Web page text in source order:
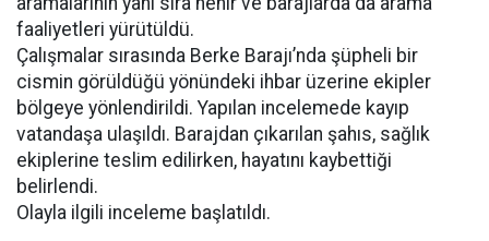
faaliyetleri yürütüldü.
Çalışmalar sırasında Berke Barajı’nda şüpheli bir
cismin görüldüğü yönündeki ihbar üzerine ekipler
bölgeye yönlendirildi. Yapılan incelemede kayıp
vatandaşa ulaşıldı. Barajdan çıkarılan şahıs, sağlık
ekiplerine teslim edilirken, hayatını kaybettiği
belirlendi.
Olayla ilgili inceleme başlatıldı.